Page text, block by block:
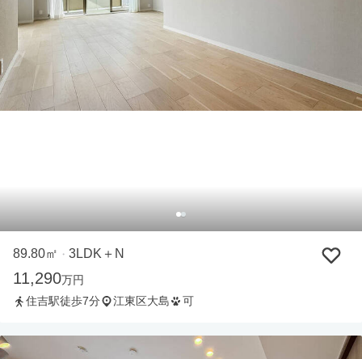
89.80㎡ ・ 3LDK＋N
11,290万円
住吉駅徒歩7分
江東区大島 可